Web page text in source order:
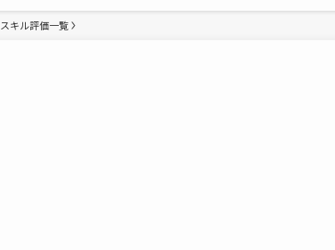
キル評価一覧